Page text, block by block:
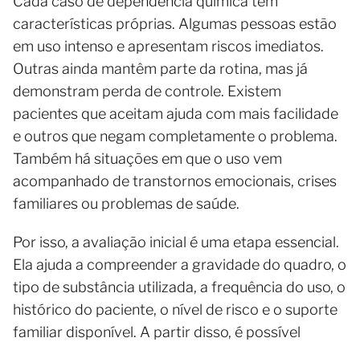
características próprias. Algumas pessoas estão
em uso intenso e apresentam riscos imediatos.
Outras ainda mantêm parte da rotina, mas já
demonstram perda de controle. Existem
pacientes que aceitam ajuda com mais facilidade
e outros que negam completamente o problema.
Também há situações em que o uso vem
acompanhado de transtornos emocionais, crises
familiares ou problemas de saúde.
Por isso, a avaliação inicial é uma etapa essencial.
Ela ajuda a compreender a gravidade do quadro, o
tipo de substância utilizada, a frequência do uso, o
histórico do paciente, o nível de risco e o suporte
familiar disponível. A partir disso, é possível